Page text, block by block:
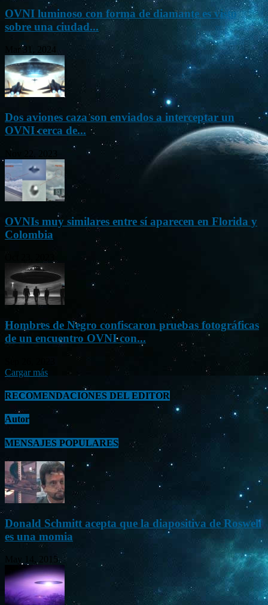
OVNI luminoso con forma de diamante es visto
sobre una ciudad...
Mar 31, 2024
Dos aviones caza son enviados a interceptar un
OVNI cerca de...
Nov 22, 2023
OVNIs muy similares entre sí aparecen en Florida y
Colombia
Hombres de Negro confiscaron pruebas fotográficas
de un encuentro OVNI con...
Cargar más
RECOMENDACIONES DEL EDITOR
Autor
MENSAJES POPULARES
Donald Schmitt acepta que la diapositiva de Roswell
es una momia
May 14, 2015